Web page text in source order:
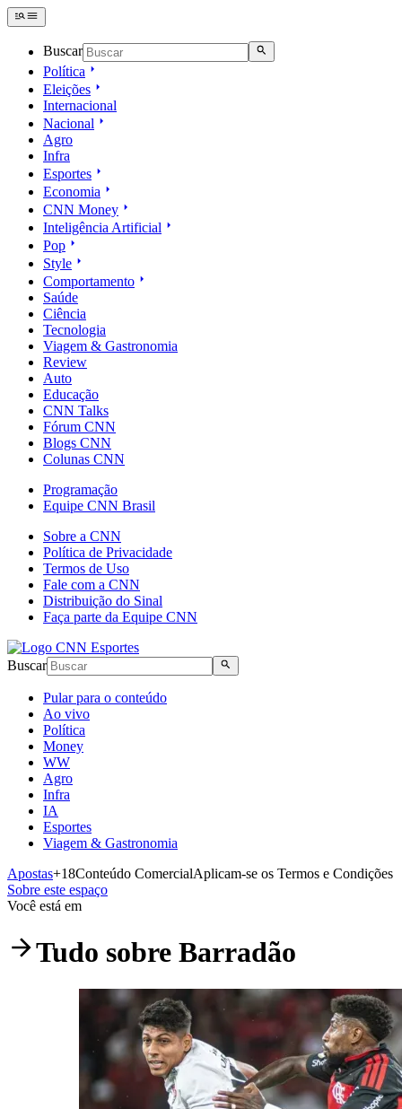
Buscar
Política
Eleições
Internacional
Nacional
Agro
Infra
Esportes
Economia
CNN Money
Inteligência Artificial
Pop
Style
Comportamento
Saúde
Ciência
Tecnologia
Viagem & Gastronomia
Review
Auto
Educação
CNN Talks
Fórum CNN
Blogs CNN
Colunas CNN
Programação
Equipe CNN Brasil
Sobre a CNN
Política de Privacidade
Termos de Uso
Fale com a CNN
Distribuição do Sinal
Faça parte da Equipe CNN
Buscar
Pular para o conteúdo
Ao vivo
Política
Money
WW
Agro
Infra
IA
Esportes
Viagem & Gastronomia
Apostas+18Conteúdo ComercialAplicam-se os Termos e Condições
Sobre este espaço
Você está em
Tudo sobre Barradão